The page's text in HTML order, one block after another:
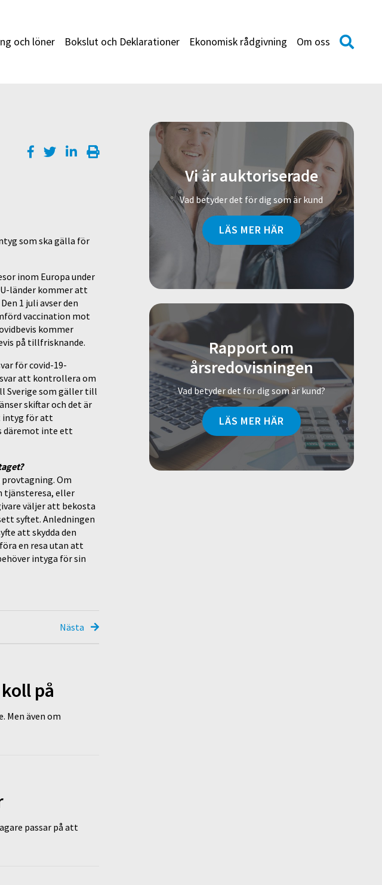
och löner Bokslut och Deklarationer Ekonomisk rådgivning Om oss
som ska gälla för
inom Europa under
länder kommer att
1 juli avser den
vaccination mot
kommer
på tillfrisknande.
för covid-19-
att kontrollera om
Sverige som gäller till
skiftar och det är
intyg för att
däremot inte ett
Om
tjänsteresa, eller
väljer att bekosta
syftet. Anledningen
att skydda den
en resa utan att
intyga för sin
Nästa
på
Men även om
passar på att
Vi är auktoriserade
Vad betyder det för dig som är kund
LÄS MER HÄR
Rapport om
årsredovisningen
Vad betyder det för dig som är kund?
LÄS MER HÄR